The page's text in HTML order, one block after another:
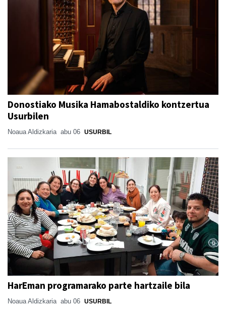
Donostiako Musika Hamabostaldiko kontzertua
Usurbilen
Noaua Aldizkaria abu 06 USURBIL
HarEman programarako parte hartzaile bila
Noaua Aldizkaria abu 06 USURBIL